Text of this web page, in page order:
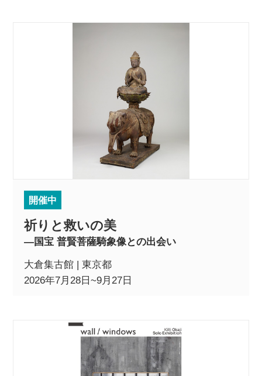
開催中
祈りと救いの美
―国宝 普賢菩薩騎象像との出会い
大倉集古館 | 東京都
2026年7月28日~9月27日